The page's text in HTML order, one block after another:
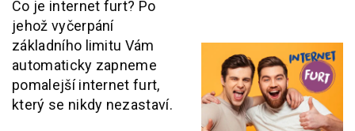
Co je internet furt? Po
jehož vyčerpání
základního limitu Vám
automaticky zapneme
pomalejší internet furt,
který se nikdy nezastaví.